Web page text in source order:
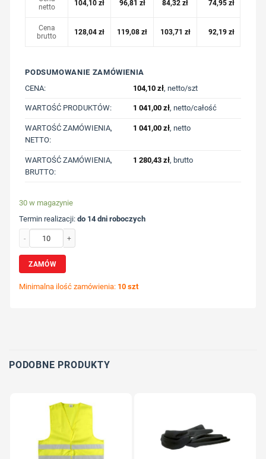
netto
104,10zł 96,81 zł 84,32zł 74,95zł
Cena
brutto
128,04zł 119,08zł 103,71 zł 92,19zł
PODSUMOWANIE ZAMÓWIENIA
CENA:
104,10 zł, netto/szt
WARTOŚĆ PRODUKTÓW: 1 041,00 zł, netto/całość
WARTOŚĆ ZAMÓWIENIA,
NETTO:
1 041,00 zł, netto
WARTOŚĆ ZAMÓWIENIA,
BRUTTO:
1 280,43 zł, brutto
30 w magazynie
Termin realizacji:do 14 dni roboczych
ZAMÓW
Minimalna ilość zamówienia: 10 szt
PODOBNE PRODUKTY